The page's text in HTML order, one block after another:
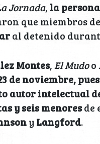
Jornada, la
que miembros
al detenido
Montes, El Mudoo
de noviembre,
autor intelectual
y seis menoresde
y Langford.